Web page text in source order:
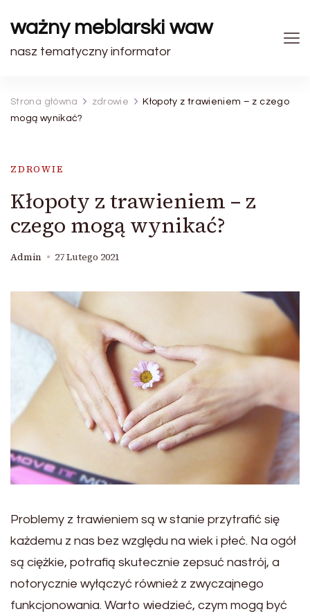
ważny meblarski waw
nasz tematyczny informator
Strona główna zdrowie
Kłopoty z trawieniem – z czego
mogą wynikać?
ZDROWIE
Kłopoty z trawieniem – z
czego mogą wynikać?
Admin 27 Lutego 2021
Problemy z trawieniem są w stanie przytrafić się
każdemu z nas bez względu na wiek i płeć. Na ogół
są ciężkie, potrafią skutecznie zepsuć nastrój, a
notorycznie wyłączyć również z zwyczajnego
funkcjonowania. Warto wiedzieć, czym mogą być